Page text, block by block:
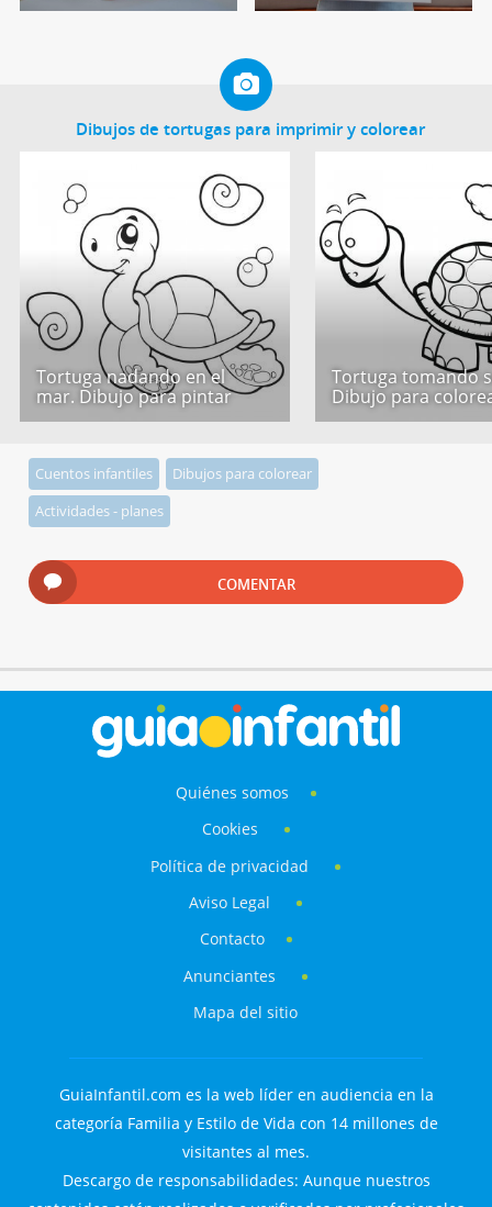
Dibujos de tortugas para imprimir y colorear
Tortuga nadando en el
mar. Dibujo para pintar
Tortuga tomando
Dibujo para
Cuentos infantiles
Dibujos para colorear
Actividades - planes
COMENTAR
Quiénes somos
Cookies
Política de privacidad
Aviso Legal
Contacto
Anunciantes
Mapa del sitio
GuiaInfantil.com es la web líder en audiencia en la
categoría Familia y Estilo de Vida con 14 millones de
visitantes al mes.
Descargo de responsabilidades: Aunque nuestros